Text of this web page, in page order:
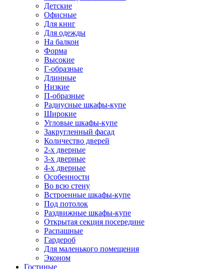
Детские
Офисные
Для книг
Для одежды
На балкон
Форма
Высокие
Г-образные
Длинные
Низкие
П-образные
Радиусные шкафы-купе
Широкие
Угловые шкафы-купе
Закругленный фасад
Количество дверей
2-х дверные
3-х дверные
4-х дверные
Особенности
Во всю стену
Встроенные шкафы-купе
Под потолок
Раздвижные шкафы-купе
Открытая секция посередине
Распашные
Гардероб
Для маленького помещения
Эконом
Гостиные